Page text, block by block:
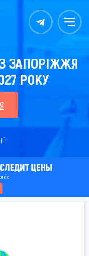
Контакты Меню
ЗАПОРІЖЖЯ
РОКУ